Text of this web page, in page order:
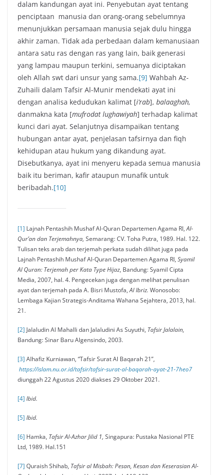
dalam kandungan ayat ini. Penyebutan ayat tentang
penciptaan manusia dan orang-orang sebelumnya
menunjukkan persamaan manusia sejak dulu hingga
akhir zaman. Tidak ada perbedaan dalam kemanusiaan
antara satu ras dengan ras yang lain, baik generasi
yang lampau maupun terkini, semuanya diciptakan
oleh Allah swt dari unsur yang sama.[9] Wahbah Az-
Zuhaili dalam Tafsir Al-Munir mendekati ayat ini
dengan analisa kedudukan kalimat [i’rab], balaaghah,
danmakna kata [mufrodat lughawiyah] terhadap kalimat
kunci dari ayat. Selanjutnya disampaikan tentang
hubungan antar ayat, penjelasan tafsirnya dan fiqh
kehidupan atau hukum yang dikandung ayat.
Disebutkanya, ayat ini menyeru kepada semua manusia
baik itu beriman, kafir ataupun munafik untuk
beribadah.[10]
[1] Lajnah Pentashih Mushaf Al-Quran Departemen Agama RI,Al-
Qur’an dan Terjemahnya, Semarang: CV. Toha Putra, 1989. Hal. 122.
Tulisan teks arab dan terjemah perkata sudah dilihat juga pada
Lajnah Pentashih Mushaf Al-Quran Departemen Agama RI, Syamil
Al Quran: Terjemah per Kata Type Hijaz, Bandung: Syamil Cipta
Media, 2007, hal. 4. Pengecekan juga dengan melihat penulisan
ayat dan terjemah pada A. Bisri Mustofa,Al Ibriz. Wonosobo:
Lembaga Kajian Strategis-Anditama Wahana Sejahtera, 2013, hal.
21.
[2] Jalaludin Al Mahalli dan Jalaludini As Suyuthi, Tafsir Jalalain,
Bandung: Sinar Baru Algensindo, 2003.
[3] Alhafiz Kurniawan, “Tafsir Surat Al Baqarah 21”,
https://islam.nu.or.id/tafsir/tafsir-surat-al-baqarah-ayat-21-7heo7
diunggah 22 Agustus 2020 diakses 29 Oktober 2021.
[4] Ibid.
[5] Ibid.
[6] Hamka, Tafsir Al-Azhar Jilid 1, Singapura: Pustaka Nasional PTE
Ltd, 1989. Hal.151
[7] Quraish Shihab, Tafsir al Misbah: Pesan, Kesan dan Keserasian Al-